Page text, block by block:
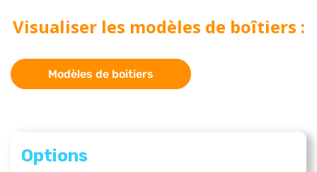
Visualiser les modèles de boîtiers :
Modèles de boitiers
Options